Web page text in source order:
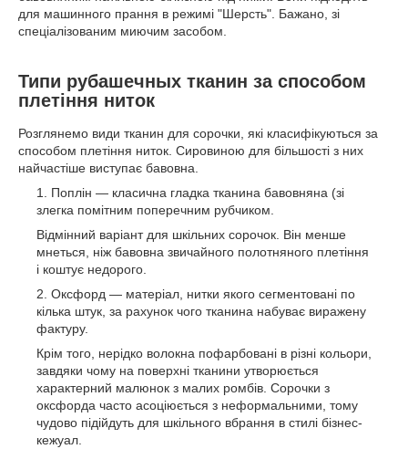
для машинного прання в режимі "Шерсть". Бажано, зі
спеціалізованим миючим засобом.
Типи рубашечных тканин за способом
плетіння ниток
Розглянемо види тканин для сорочки, які класифікуються за
способом плетіння ниток. Сировиною для більшості з них
найчастіше виступає бавовна.
Поплін — класична гладка тканина бавовняна (зі
злегка помітним поперечним рубчиком.
Відмінний варіант для шкільних сорочок. Він менше
мнеться, ніж бавовна звичайного полотняного плетіння
і коштує недорого.
Оксфорд — матеріал, нитки якого сегментовані по
кілька штук, за рахунок чого тканина набуває виражену
фактуру.
Крім того, нерідко волокна пофарбовані в різні кольори,
завдяки чому на поверхні тканини утворюється
характерний малюнок з малих ромбів. Сорочки з
оксфорда часто асоціюється з неформальними, тому
чудово підійдуть для шкільного вбрання в стилі бізнес-
кежуал.